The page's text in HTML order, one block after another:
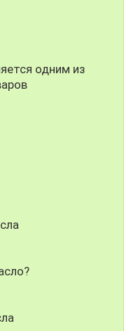
одним из